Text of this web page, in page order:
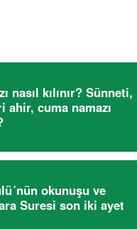
nasıl kılınır? Sünneti,
ahir, cuma namazı
okunuşu ve
Suresi son iki ayet